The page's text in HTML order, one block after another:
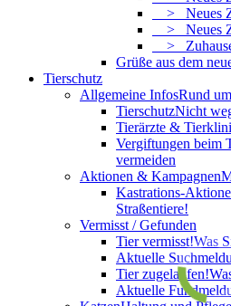
> Neues
> Neues
>
Grüße aus dem
Tierschutz
Allgemeine InfosRund
TierschutzNicht
Tierärzte &
Vergiftungen beim
vermeiden
Aktionen & Kampagnen
Kastrations-
Straßentiere!
Vermisst / Gefunden
Tier vermisst!Was
Aktuelle
Tier zugelaufen!
Aktuelle